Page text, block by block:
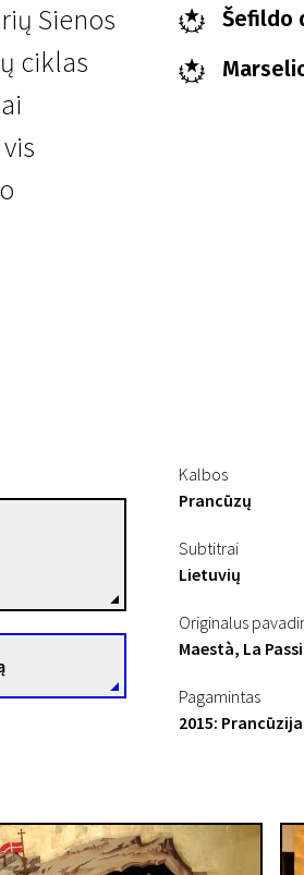
Sienos
ciklas
Šefildo
Kalbos
Prancūzų
Subtitrai
Lietuvių
Originalus
Maestà, La
Pagamintas
2015: Prancūzija